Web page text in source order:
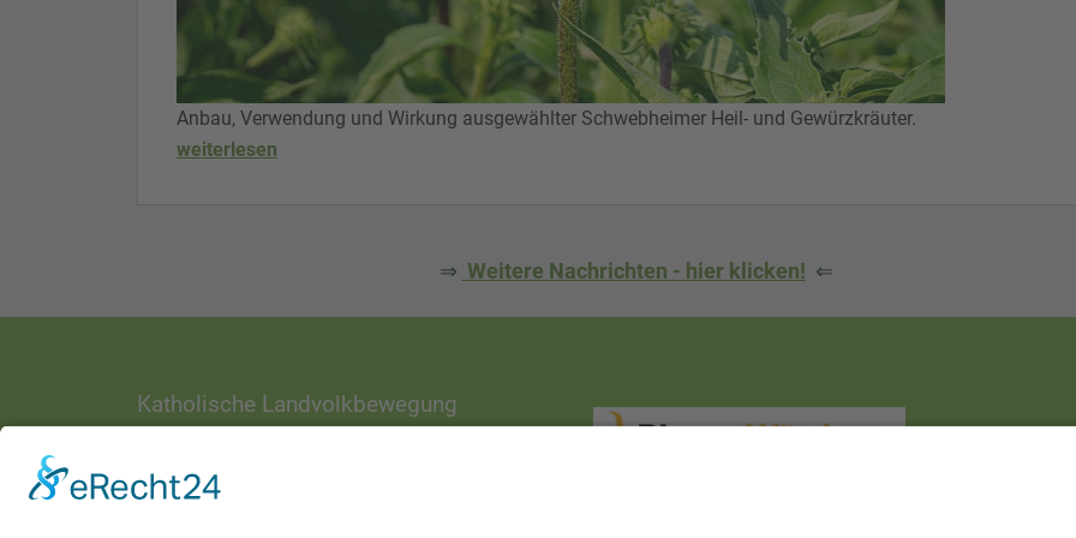
Anbau, Verwendung und Wirkung ausgewählter Schwebheimer Heil- und Gewürzkräuter.
weiterlesen
⇒ Weitere Nachrichten - hier klicken! ⇐
Katholische Landvolkbewegung
Ottostraße 1